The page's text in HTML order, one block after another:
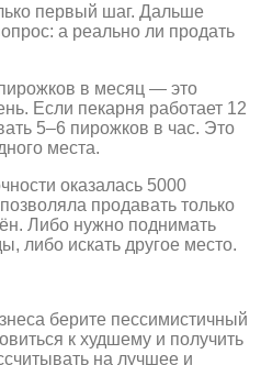
первый шаг. Дальше
а реально ли продать
в месяц — это
Если пекарня работает 12
5–6 пирожков в час. Это
места.
оказалась 5000
продавать только
Либо нужно поднимать
либо искать другое место.
берите пессимистичный
к худшему и получить
на лучшее и